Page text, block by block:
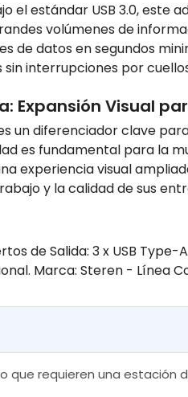
el estándar USB 3.0,
volúmenes de
de datos en segundos
interrupciones por
Expansión Visual
un diferenciador clave
es fundamental para la
experiencia visual
y la calidad de sus
de Salida: 3 x USB
Marca: Steren - Línea
que requieren una estación